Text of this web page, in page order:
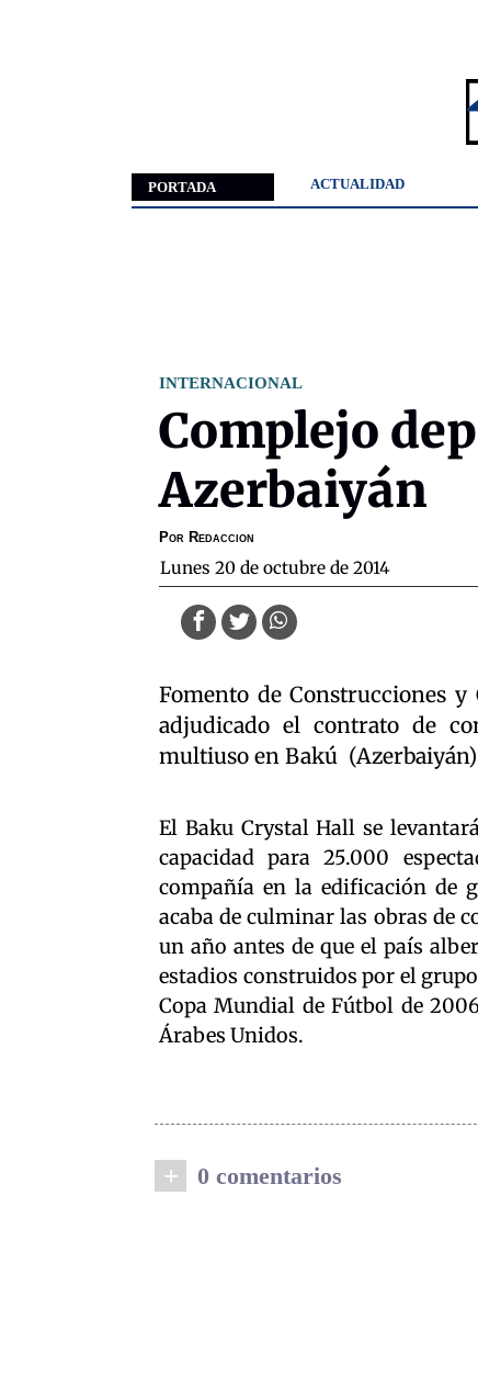
PORTADA ACTUALIDAD
INTERNACIONAL
Complejo
Azerbaiyán
Por Redaccion
lunes 20 de octubre de 2014
Fomento de Construcciones
adjudicado el contrato de
multiuso en Bakú (Azerbaiyán)
El Baku Crystal Hall se
capacidad para 25.000
compañía en la edificación de
acaba de culminar las obras de
un año antes de que el país
estadios construidos por el
Copa Mundial de Fútbol de
Árabes Unidos.
+ 0 comentarios